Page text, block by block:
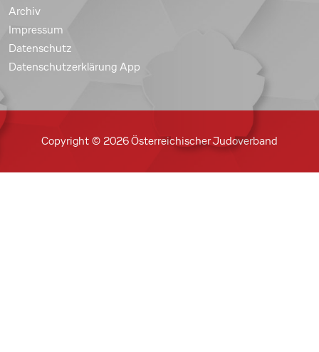
Archiv
Impressum
Datenschutz
Datenschutzerklärung App
Copyright © 2026 Österreichischer Judoverband